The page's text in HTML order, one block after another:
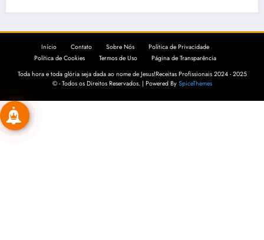
Início Contato Sobre Nós
Política de Privacidade
Política de Cookies
Termos de Uso
Página de Transparência
Toda hora e toda glória seja dada ao nome de Jesus!Receitas Profissionais 2024 - 2025
© - Todos os Direitos Reservados. | Powered By SpiceThemes